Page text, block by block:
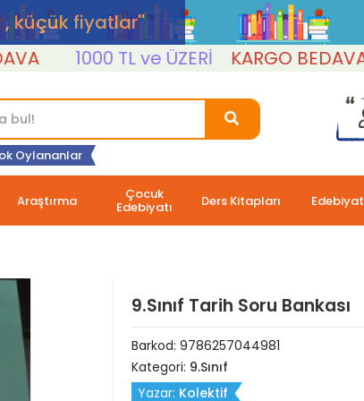
, küçük fiyatlar''
1000 TL ve ÜZERİ KARGO BEDAVA
Oylananlar
Araştırma Çocuk
Edebiyatı Ders Kitapları Edebiyat
9.Sınıf Tarih Soru Bankası
Barkod: 9786257044981
Kategori: 9.Sınıf
Yazar: Kolektif